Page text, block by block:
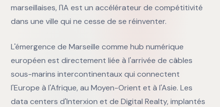
marseillaises, l'IA est un accélérateur de compétitivité
dans une ville qui ne cesse de se réinventer.
L'émergence de Marseille comme hub numérique
européen est directement liée à l'arrivée de câbles
sous-marins intercontinentaux qui connectent
l'Europe à l'Afrique, au Moyen-Orient et à l'Asie. Les
data centers d'Interxion et de Digital Realty, implantés